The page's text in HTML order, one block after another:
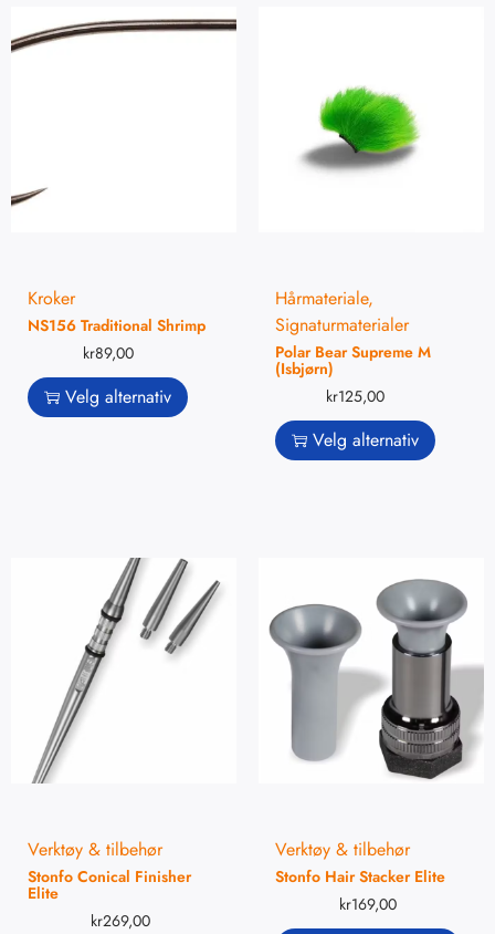
Kroker
NS156 Traditional Shrimp
kr89,00
Velg alternativ
Hårmateriale,
Signaturmaterialer
Polar Bear Supreme M
(Isbjørn)
kr125,00
Velg alternativ
Verktøy & tilbehør
Stonfo Conical Finisher
Elite
kr269,00
Verktøy & tilbehør
Stonfo Hair Stacker Elite
kr169,00